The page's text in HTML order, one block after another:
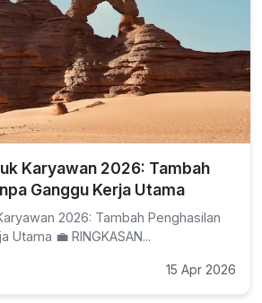
Karyawan 2026: Tambah
Ganggu Kerja Utama
2026: Tambah Penghasilan
Utama 💼 RINGKASAN...
15 Apr 2026